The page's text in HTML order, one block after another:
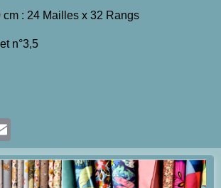
: 24 Mailles x 32 Rangs
n°3,5